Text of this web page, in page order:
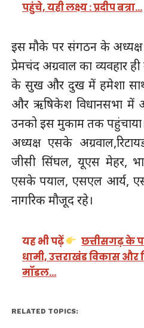
पहुंचे, यही लक्ष्य : प्रदीप बत्रा…
इस मौके पर संगठन के
प्रेमचंद अग्रवाल का व्यवहार
के सुख और दुख में हमेशा
और ऋषिकेश विधानसभा में
उनको इस मुकाम तक
अध्यक्ष एसके
जीसी सिंघल, यूएस मेहर,
एसके पयाल, एसएल आर्य,
नागरिक मौजूद रहे।
यह भी पढ़ें
छत्तीसगढ़ के
धामी, उत्तराखंड विकास और
मॉडल…
RELATED TOPICS: